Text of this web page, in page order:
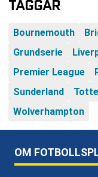
TAGGAR
Bournemouth
Grundserie
Premier League
Sunderland
Wolverhampton
OM